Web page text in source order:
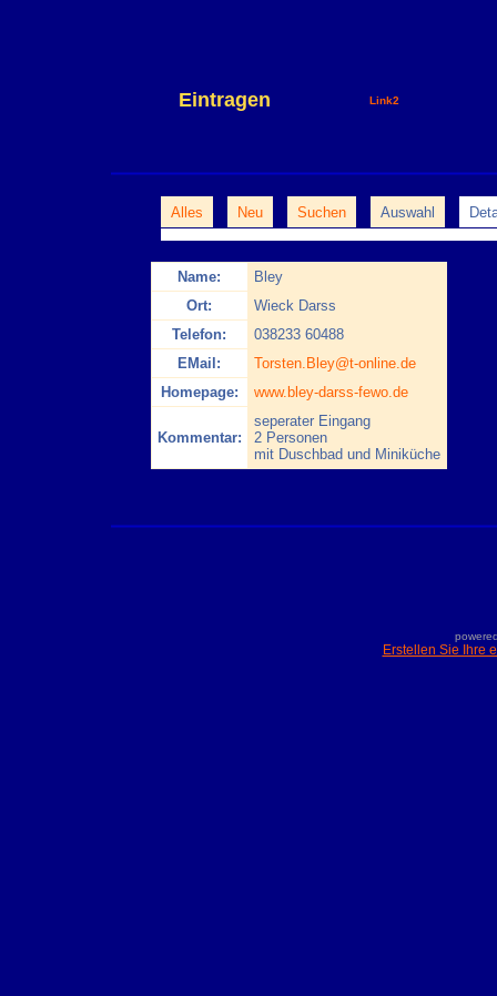
Eintragen Link2
Alles Neu Suchen Auswahl
Name:
Bley
Ort:
Wieck Darss
Telefon:
038233 60488
EMail:
Torsten.Bley@t-online.de
Homepage:
www.bley-darss-fewo.de
Kommentar:
seperater Eingang
2 Personen
mit Duschbad und Miniküche
Erstellen Sie Ihre